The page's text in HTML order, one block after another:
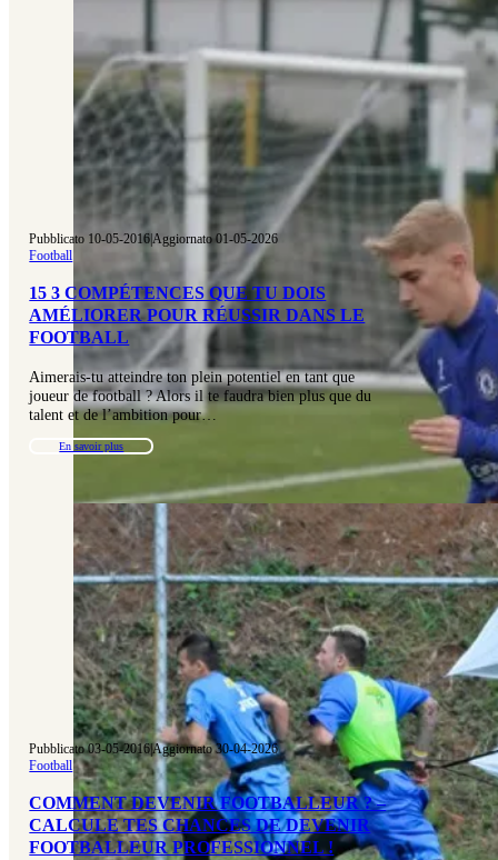
Pubblicato 10-05-2016|Aggiornato 01-05-2026
Football
15 3 COMPÉTENCES QUE TU DOIS
AMÉLIORER POUR RÉUSSIR DANS LE
FOOTBALL
Aimerais-tu atteindre ton plein potentiel en tant que
joueur de football ? Alors il te faudra bien plus que du
talent et de l’ambition pour…
En savoir plus
Pubblicato 03-05-2016|Aggiornato 30-04-2026
Football
COMMENT DEVENIR FOOTBALLEUR ? –
CALCULE TES CHANCES DE DEVENIR
FOOTBALLEUR PROFESSIONNEL !